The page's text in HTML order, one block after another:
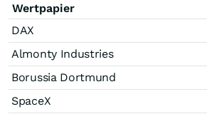
Wertpapier
DAX
Almonty Industries
Borussia Dortmund
SpaceX